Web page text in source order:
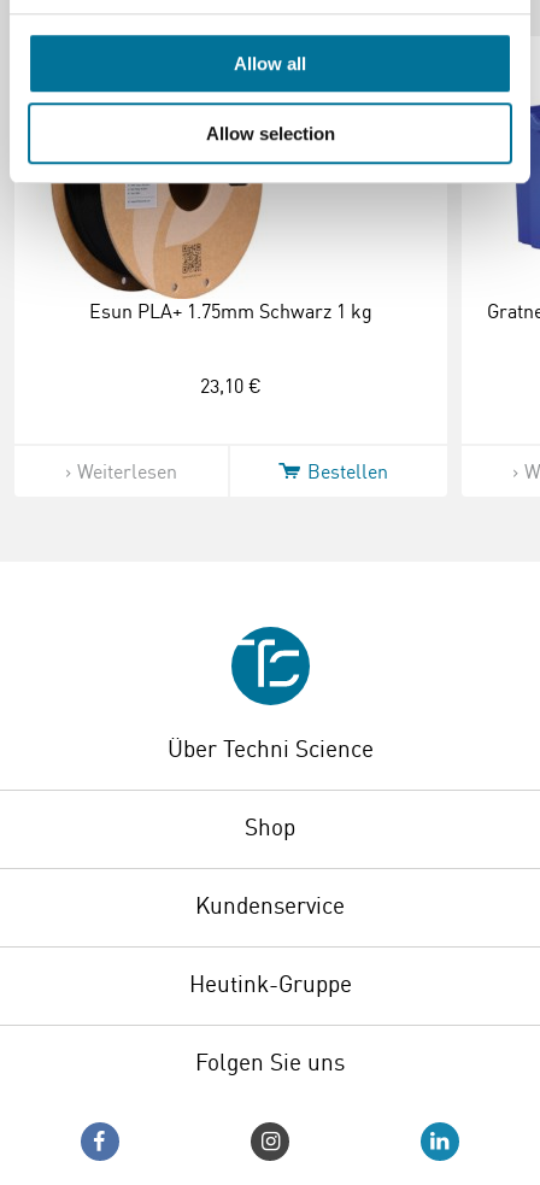
Allow all
Allow selection
Esun PLA+ 1.75mm Schwarz 1 kg
23,10 €
Weiterlesen Bestellen
Über Techni Science
Shop
Kundenservice
Heutink-Gruppe
Folgen Sie uns